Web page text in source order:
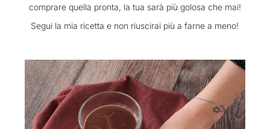
comprare quella pronta, la tua sarà più golosa che mai!
Segui la mia ricetta e non riuscirai più a farne a meno!